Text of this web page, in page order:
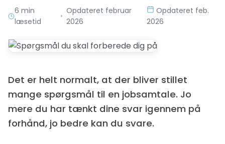
6 min
læsetid
•
Opdateret februar
2026
Opdateret feb.
2026
Det er helt normalt, at der bliver stillet
mange spørgsmål til en jobsamtale. Jo
mere du har tænkt dine svar igennem på
forhånd, jo bedre kan du svare.